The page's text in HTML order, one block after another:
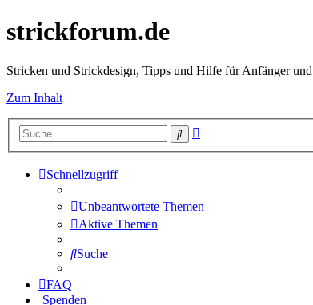
strickforum.de
Stricken und Strickdesign, Tipps und Hilfe für Anfänger
Zum Inhalt
Suche
Schnellzugriff
Unbeantwortete Themen
Aktive Themen
Suche
FAQ
Spenden